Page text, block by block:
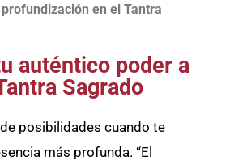
en el Tantra
auténtico poder a
Sagrado
posibilidades cuando te
más profunda. “El